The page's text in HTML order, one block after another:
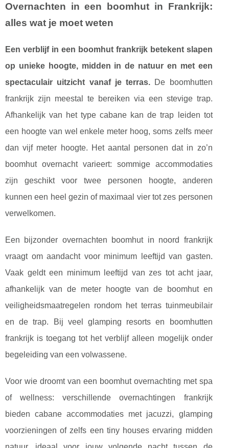
Overnachten in een boomhut in Frankrijk:
alles wat je moet weten
Een verblijf in een boomhut frankrijk betekent slapen
op unieke hoogte, midden in de natuur en met een
spectaculair uitzicht vanaf je terras. De boomhutten
frankrijk zijn meestal te bereiken via een stevige trap.
Afhankelijk van het type cabane kan de trap leiden tot
een hoogte van wel enkele meter hoog, soms zelfs meer
dan vijf meter hoogte. Het aantal personen dat in zo’n
boomhut overnacht varieert: sommige accommodaties
zijn geschikt voor twee personen hoogte, anderen
kunnen een heel gezin of maximaal vier tot zes personen
verwelkomen.
Een bijzonder overnachten boomhut in noord frankrijk
vraagt om aandacht voor minimum leeftijd van gasten.
Vaak geldt een minimum leeftijd van zes tot acht jaar,
afhankelijk van de meter hoogte van de boomhut en
veiligheidsmaatregelen rondom het terras tuinmeubilair
en de trap. Bij veel glamping resorts en boomhutten
frankrijk is toegang tot het verblijf alleen mogelijk onder
begeleiding van een volwassene.
Voor wie droomt van een boomhut overnachting met spa
of wellness: verschillende overnachtingen frankrijk
bieden cabane accommodaties met jacuzzi, glamping
voorzieningen of zelfs een tiny houses ervaring midden